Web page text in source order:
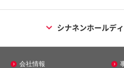
シナネンホールデ
エネルギー事業
会社情報